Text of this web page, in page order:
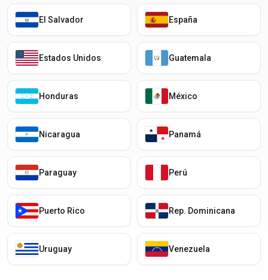
El Salvador España
Estados Unidos Guatemala
Honduras México
Nicaragua Panamá
Paraguay Perú
Puerto Rico Rep. Dominicana
Uruguay Venezuela